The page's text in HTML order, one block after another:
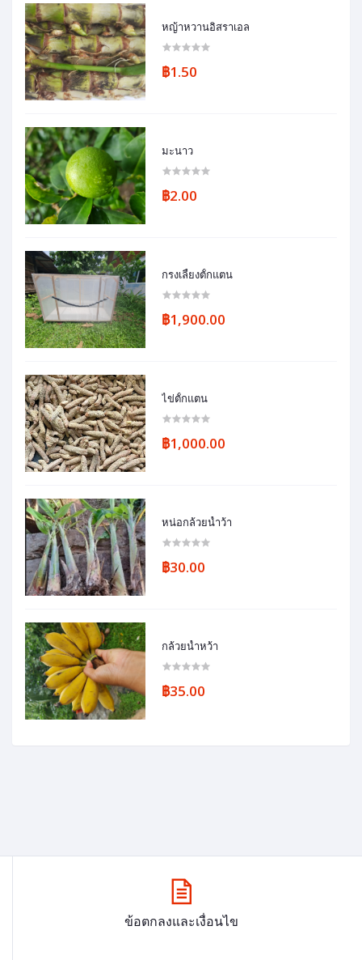
หญ้าหวานอิสราเอล
฿1.50
มะนาว
฿2.00
กรงเลี้ยงตั้กแตน
฿1,900.00
ไข่ตั้กแตน
฿1,000.00
หน่อกล้วยน้ำว้า
฿30.00
กล้วยน้ำหว้า
฿35.00
ข้อตกลงและเงื่อนไข